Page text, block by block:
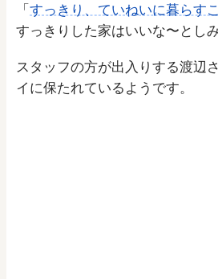
「 すっきり、ていねいに暮らす
すっきりした家はいいな〜としみ
スタッフの方が出入りする渡辺
イに保たれているようです。